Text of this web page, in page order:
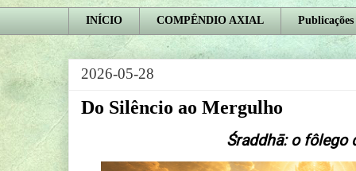
INÍCIO COMPÊNDIO AXIAL Publicações
2026-05-28
Do Silêncio ao Mergulho
Śraddhā: o fôlego